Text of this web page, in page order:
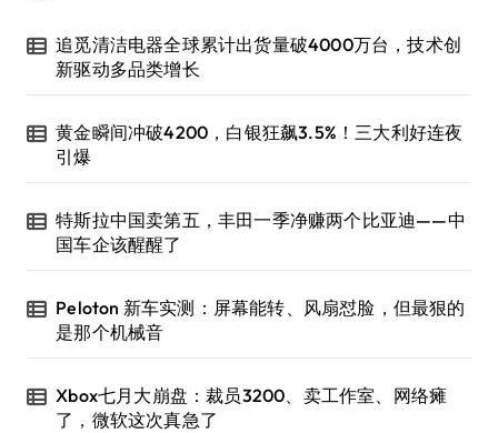
追觅清洁电器全球累计出货量破4000万台，技术创
新驱动多品类增长
黄金瞬间冲破4200，白银狂飙3.5%！三大利好连夜
引爆
特斯拉中国卖第五，丰田一季净赚两个比亚迪——中
国车企该醒醒了
Peloton 新车实测：屏幕能转、风扇怼脸，但最狠的
是那个机械音
Xbox七月大崩盘：裁员3200、卖工作室、网络瘫
了，微软这次真急了